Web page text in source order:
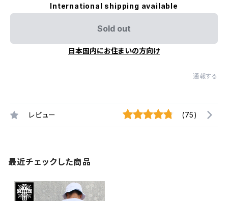
International shipping available
Sold out
日本国内にお住まいの方向け
通報する
レビュー (75)
最近チェックした商品